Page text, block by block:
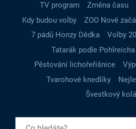
TV program
Změna času
Kdy budou volby
ZOO Nové
7 pádů Honzy Dědka
Volby
Tatarák podle Pohlreicha
Pěstování lichořeřišnice
Tvarohové knedlíky
Švestkový